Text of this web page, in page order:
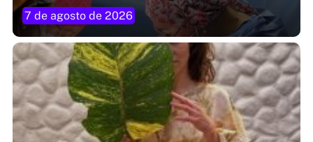
7 de agosto de 2026